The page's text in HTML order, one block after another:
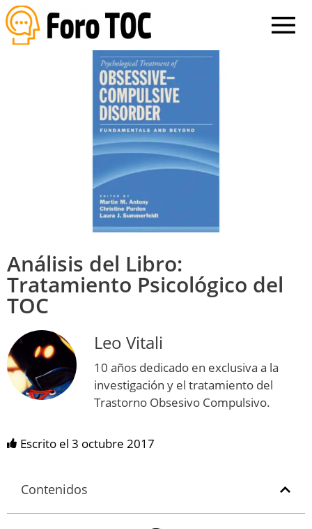
Análisis del Libro:
Tratamiento Psicológico del
TOC
Leo Vitali
10 años dedicado en exclusiva a la
investigación y el tratamiento del
Trastorno Obsesivo Compulsivo.
Escrito el 3 octubre 2017
Contenidos